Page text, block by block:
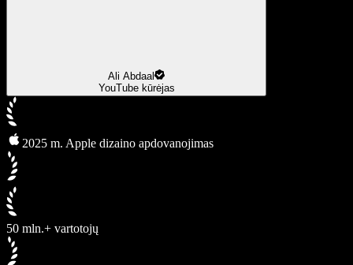
Ali Abdaal
YouTube kūrėjas
2025 m. Apple dizaino apdovanojimas
50 mln.+ vartotojų